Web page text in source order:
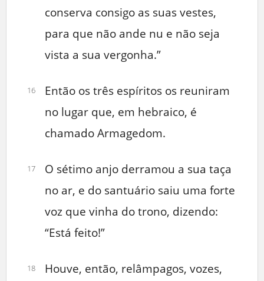
conserva consigo as suas vestes,
para que não ande nu e não seja
vista a sua vergonha.”
16
Então os três espíritos os reuniram
no lugar que, em hebraico, é
chamado Armagedom.
17
O sétimo anjo derramou a sua taça
no ar, e do santuário saiu uma forte
voz que vinha do trono, dizendo:
“Está feito!”
18
Houve, então, relâmpagos, vozes,